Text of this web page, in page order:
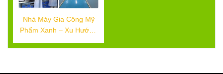
Nhà Máy Gia Công Mỹ
Phẩm Xanh – Xu Hướng